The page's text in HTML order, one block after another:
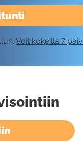
Voit kokeilla 7